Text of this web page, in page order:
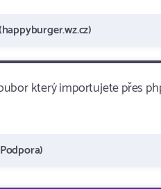
který importujete přes